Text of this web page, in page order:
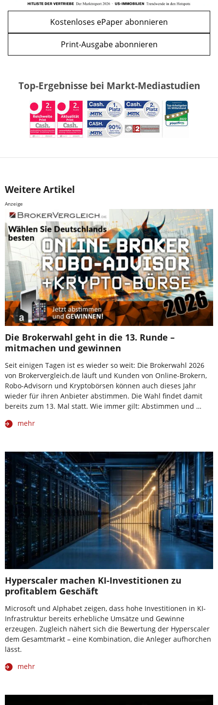
Kostenloses ePaper abonnieren
Print-Ausgabe abonnieren
Top-Ergebnisse bei Markt-Mediastudien
Weitere Artikel
Anzeige
Die Brokerwahl geht in die 13. Runde –
mitmachen und gewinnen
Seit einigen Tagen ist es wieder so weit: Die Brokerwahl 2026
von Brokervergleich.de läuft und Kunden von Online-Brokern,
Robo-Advisorn und Kryptobörsen können auch dieses Jahr
wieder für ihren Anbieter abstimmen. Die Wahl findet damit
bereits zum 13. Mal statt. Wie immer gilt: Abstimmen und …
mehr
Hyperscaler machen KI-Investitionen zu
profitablem Geschäft
Microsoft und Alphabet zeigen, dass hohe Investitionen in KI-
Infrastruktur bereits erhebliche Umsätze und Gewinne
erzeugen. Zugleich nähert sich die Bewertung der Hyperscaler
dem Gesamtmarkt – eine Kombination, die Anleger aufhorchen
lässt.
mehr